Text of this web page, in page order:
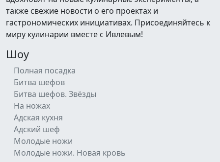
также свежие новости о его проектах и
гастрономических инициативах. Присоединяйтесь к
миру кулинарии вместе с Ивлевым!
Шоу
Полная посадка
Битва шефов
Битва шефов. Звёзды
На ножах
Адская кухня
Адский шеф
Молодые ножи
Молодые ножи. Новая кровь